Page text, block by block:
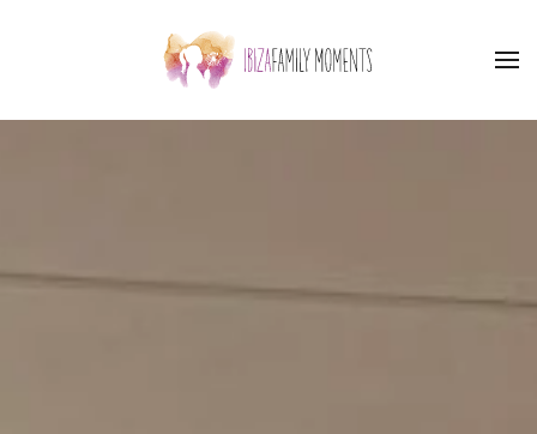
Skip to main content